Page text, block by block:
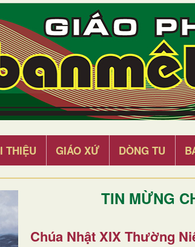
THIỆU GIÁO XỨ DÒNG TU
TIN MỪNG
Chúa Nhật XIX Thường